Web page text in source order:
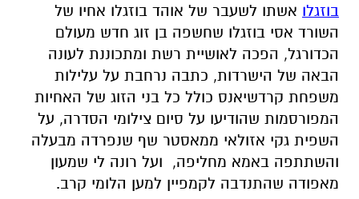
בוזגלו אשתו לשעבר של אוהד בוזגלו אחיו של
השורד אסי בוזגלו שחשפה בן זוג חדש מעולם
הכדורגל, הפכה לאושיית רשת ומתכוננת לעונה
הבאה של הישרדות, כתבה נרחבת על עלילות
משפחת קרדשיאנס כולל כל בני הזוג של האחיות
המפורסמות שהודיעו על סיום צילומי הסדרה, על
השפית גקי אזולאי ממאסטר שף שנפרדה מבעלה
והשתתפה באמא מחליפה, ועל רונה לי שמעון
מאפודה שהתנדבה לקמפיין למען הלומי קרב.